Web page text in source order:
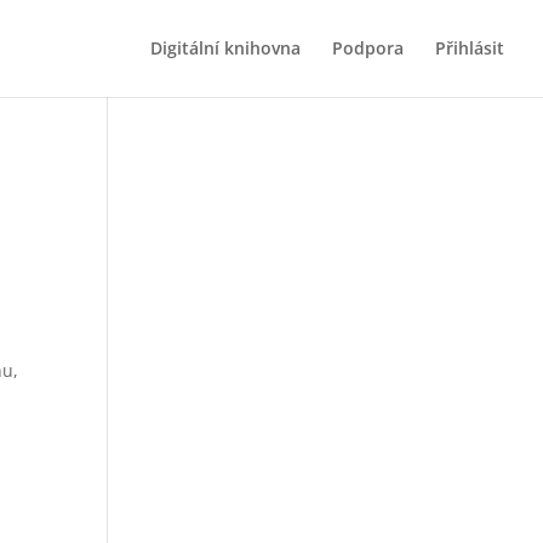
Digitální knihovna Podpora Přihlásit